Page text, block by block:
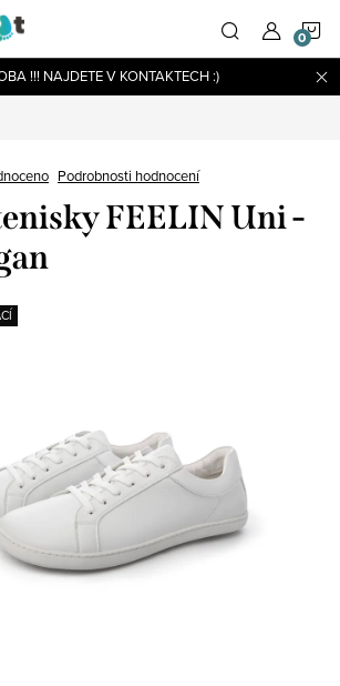
!!! NAJDETE V KONTAKTECH :)
Podrobnosti hodnocení
FEELIN Uni -